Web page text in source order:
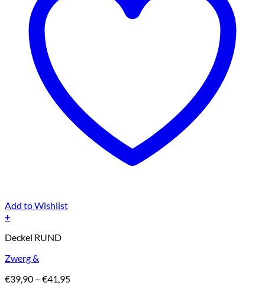
Add to Wishlist
+
Produkt
mehrere
auf.
Deckel RUND
Zwerg &
€39,90 – €41,95Preisspanne: